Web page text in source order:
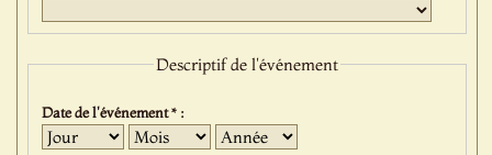
Descriptif de l'événement
Date de l'événement * :
Jour Mois Année